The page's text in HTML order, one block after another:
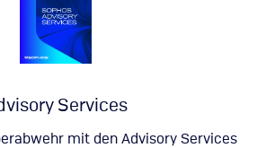
Services
mit den Advisory Services